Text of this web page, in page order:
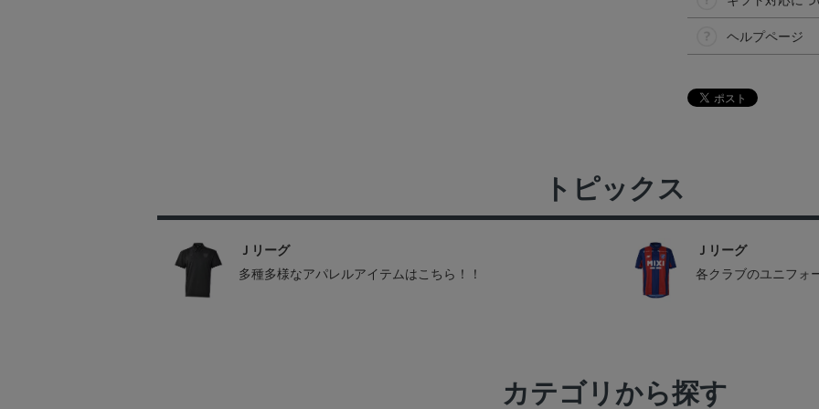
ヘルプページ
トピックス
Ｊリーグ
多種多様なアパレルアイテムはこちら！！
Ｊリーグ
各クラブのユニフォ
カテゴリから探す